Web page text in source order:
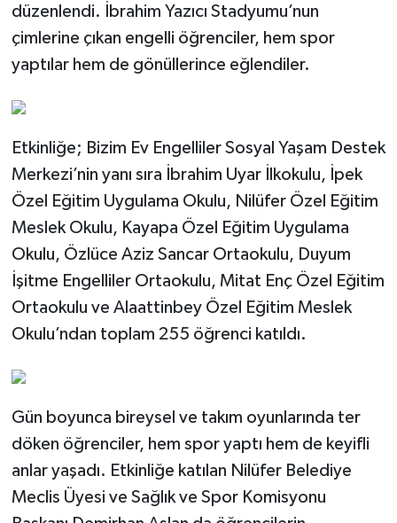
düzenlendi. İbrahim Yazıcı Stadyumu’nun
çimlerine çıkan engelli öğrenciler, hem spor
yaptılar hem de gönüllerince eğlendiler.
Etkinliğe; Bizim Ev Engelliler Sosyal Yaşam Destek
Merkezi’nin yanı sıra İbrahim Uyar İlkokulu, İpek
Özel Eğitim Uygulama Okulu, Nilüfer Özel Eğitim
Meslek Okulu, Kayapa Özel Eğitim Uygulama
Okulu, Özlüce Aziz Sancar Ortaokulu, Duyum
İşitme Engelliler Ortaokulu, Mitat Enç Özel Eğitim
Ortaokulu ve Alaattinbey Özel Eğitim Meslek
Okulu’ndan toplam 255 öğrenci katıldı.
Gün boyunca bireysel ve takım oyunlarında ter
döken öğrenciler, hem spor yaptı hem de keyifli
anlar yaşadı. Etkinliğe katılan Nilüfer Belediye
Meclis Üyesi ve Sağlık ve Spor Komisyonu